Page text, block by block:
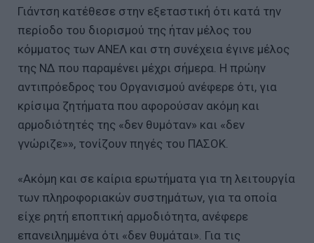
Γιάντση κατέθεσε στην εξεταστική ότι κατά την
περίοδο του διορισμού της ήταν μέλος του
κόμματος των ΑΝΕΛ και στη συνέχεια έγινε μέλος
της ΝΔ που παραμένει μέχρι σήμερα. Η πρώην
αντιπρόεδρος του Οργανισμού ανέφερε ότι, για
κρίσιμα ζητήματα που αφορούσαν ακόμη και
αρμοδιότητές της «δεν θυμόταν» και «δεν
γνώριζε»», τονίζουν πηγές του ΠΑΣΟΚ.
«Ακόμη και σε καίρια ερωτήματα για τη λειτουργία
των πληροφοριακών συστημάτων, για τα οποία
είχε ρητή εποπτική αρμοδιότητα, ανέφερε
επανειλημμένα ότι «δεν θυμάται». Για τις